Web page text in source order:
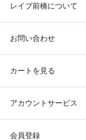
レイブ前橋について
お問い合わせ
カートを見る
アカウントサービス
会員登録